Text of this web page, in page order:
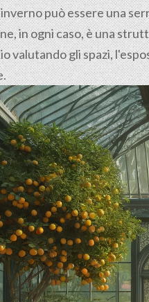
può essere una
in ogni caso, è una
valutando gli spazi,